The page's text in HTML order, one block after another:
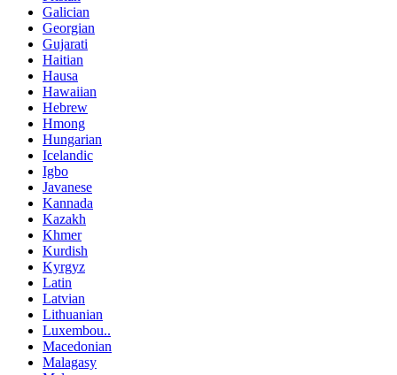
Galician
Georgian
Gujarati
Haitian
Hausa
Hawaiian
Hebrew
Hmong
Hungarian
Icelandic
Igbo
Javanese
Kannada
Kazakh
Khmer
Kurdish
Kyrgyz
Latin
Latvian
Lithuanian
Luxembou..
Macedonian
Malagasy